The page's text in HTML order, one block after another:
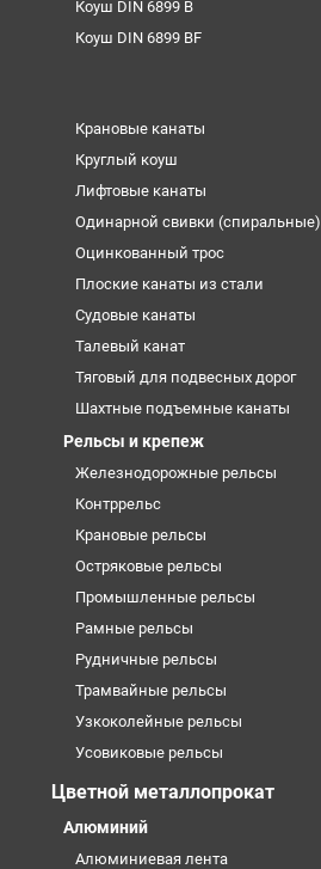
Коуш DIN 6899 B
Коуш DIN 6899 BF
Крановые канаты
Круглый коуш
Лифтовые канаты
Одинарной свивки (спиральные)
Оцинкованный трос
Плоские канаты из стали
Судовые канаты
Талевый канат
Тяговый для подвесных дорог
Шахтные подъемные канаты
Рельсы и крепеж
Железнодорожные рельсы
Контррельс
Крановые рельсы
Остряковые рельсы
Промышленные рельсы
Рамные рельсы
Рудничные рельсы
Трамвайные рельсы
Узкоколейные рельсы
Усовиковые рельсы
Цветной металлопрокат
Алюминий
Алюминиевая лента